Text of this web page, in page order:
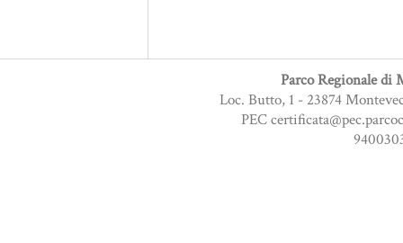
Parco Regionale di
Loc. Butto, 1 - 23874
PEC